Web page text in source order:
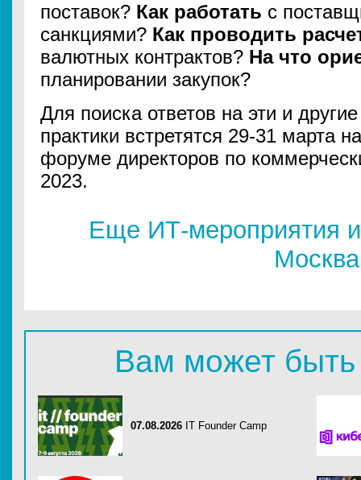
поставок? Как работать с
санкциями? Как проводить
валютных контрактов? На что
планировании закупок?
Для поиска ответов на эти и
практики встретятся 29-31 марта
форуме директоров по
2023.
Еще ИТ-мероприятия
Москва
Вам может быть
07.08.2026 IT Founder Camp